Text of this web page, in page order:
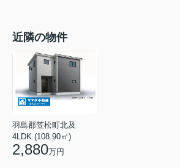
近隣の物件
羽島郡笠松町北及
4LDK (108.90㎡)
2,880万円